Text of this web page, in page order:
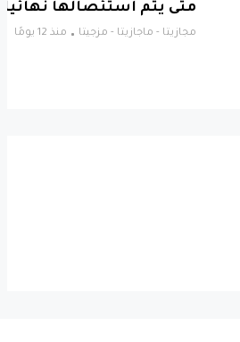
متى يتم استئصالها نهائيا
مجازيتا - ماجازيتا - مزجيتا منذ 12 يومًا